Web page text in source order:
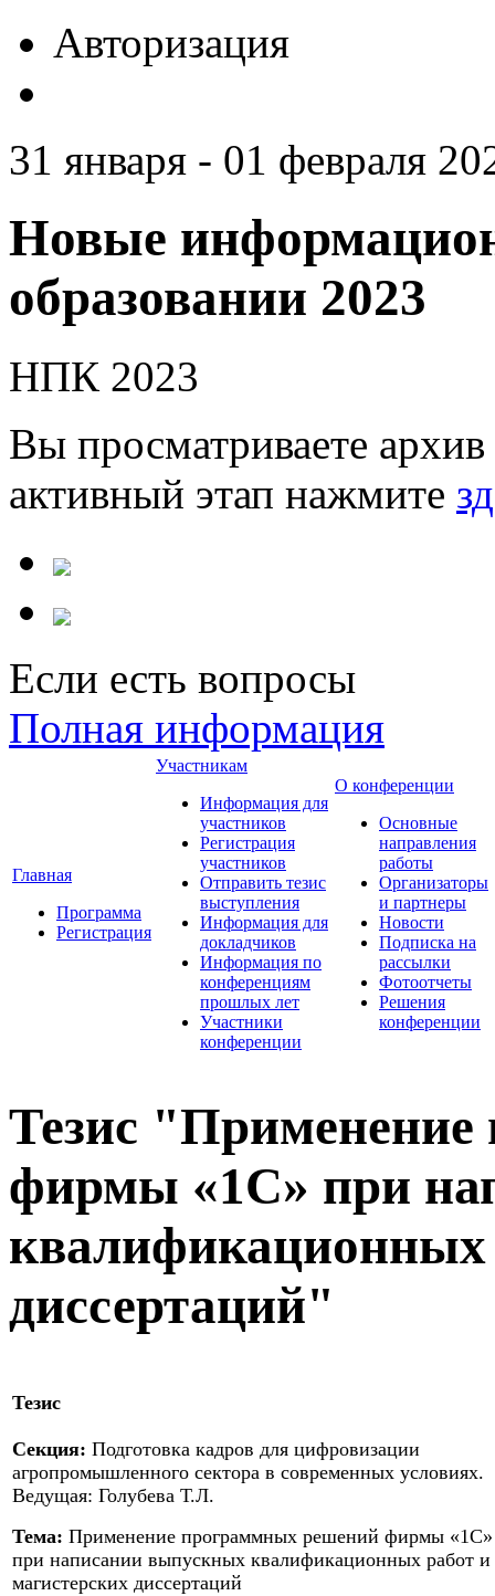
Авторизация
31 января - 01 февраля
Новые
образовании 2023
НПК 2023
Вы просматриваете
активный этап нажмите
Если есть вопросы
Полная информация
Главная
Программа
Регистрация
Участникам
Информация для
участников
Регистрация
участников
Отправить тезис
выступления
Информация для
докладчиков
Информация по
конференциям
прошлых лет
Участники
конференции
О конференции
Основные
направления
работы
Организаторы
и партнеры
Новости
Подписка на
рассылки
Фотоотчеты
Решения
конференции
Тезис
фирмы «1С» при
квалификационных
диссертаций"
Тезис
Секция: Подготовка кадров для цифровизации
агропромышленного сектора в современных условиях.
Ведущая: Голубева Т.Л.
Тема: Применение программных решений фирмы «1С»
при написании выпускных квалификационных работ и
магистерских диссертаций